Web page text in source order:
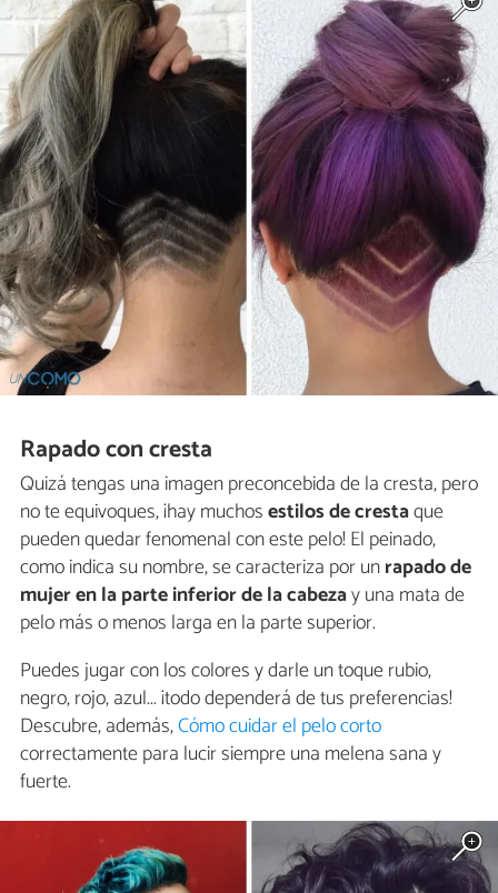
Rapado con cresta
Quizá tengas una imagen preconcebida de la cresta, pero
no te equivoques, ¡hay muchosestilos de crestaque
pueden quedar fenomenal con este pelo! El peinado,
como indica su nombre, se caracteriza por unrapado de
mujer en la parte inferior de la cabezay una mata de
pelo más o menos larga en la parte superior.
Puedes jugar con los colores y darle un toque rubio,
negro, rojo, azul... ¡todo dependerá de tus preferencias!
Descubre, además,Cómo cuidar el pelo corto
correctamente para lucir siempre una melena sana y
fuerte.